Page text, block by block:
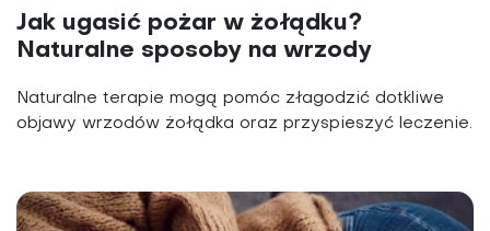
Jak ugasić pożar w żołądku?
Naturalne sposoby na wrzody
Naturalne terapie mogą pomóc złagodzić dotkliwe
objawy wrzodów żołądka oraz przyspieszyć leczenie.